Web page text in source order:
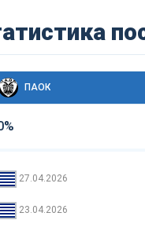
ПАОК
27.04.2026
23.04.2026